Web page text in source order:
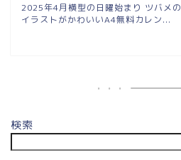
2025年4月横型の日曜始まり ツバメの
イラストがかわいいA4無料カレン...
検索